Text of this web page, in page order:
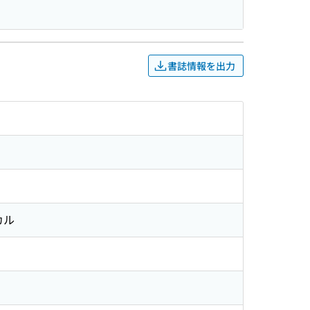
書誌情報を出力